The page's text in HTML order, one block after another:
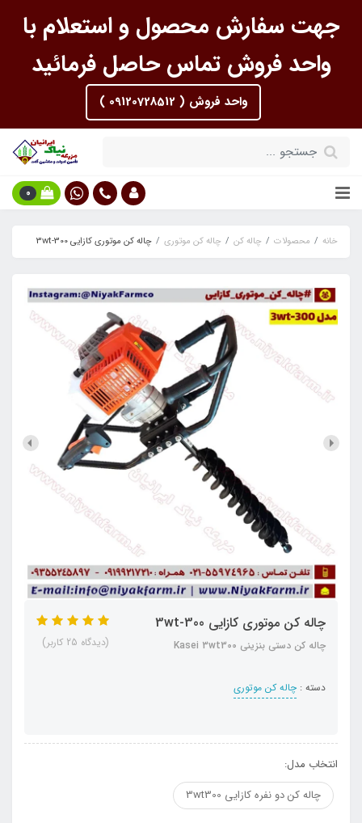
جهت سفارش محصول و استعلام با
واحد فروش تماس حاصل فرمائید
واحد فروش ( 09120728512 )
0
خانه محصولات چاله کن چاله کن موتوری چاله کن موتوری کازایی 3wt-300
چاله کن موتوری کازایی 3wt-300
چاله کن دستی بنزینی Kasei 3wt300
دسته : چاله کن موتوری
(دیدگاه 25 کاربر)
انتخاب مدل:
چاله کن دو نفره کازایی 3wt300